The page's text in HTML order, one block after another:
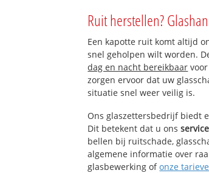
Ruit herstellen?
Een kapotte ruit komt altijd
snel geholpen wilt worden.
dag en nacht bereikbaar
zorgen ervoor dat uw
situatie snel weer veilig is.
Ons glaszettersbedrijf biedt
Dit betekent dat u ons
bellen bij ruitschade,
algemene informatie over
glasbewerking ofonze